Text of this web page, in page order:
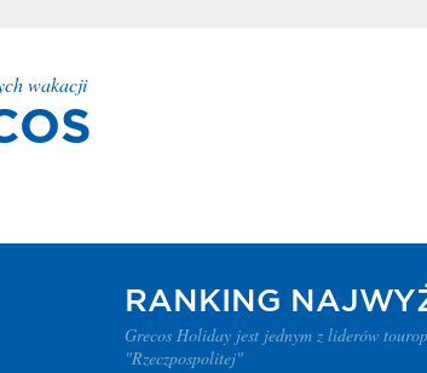
wakacji
RANKING
Grecos Holiday jest jednym z liderów
"Rzeczpospolitej"